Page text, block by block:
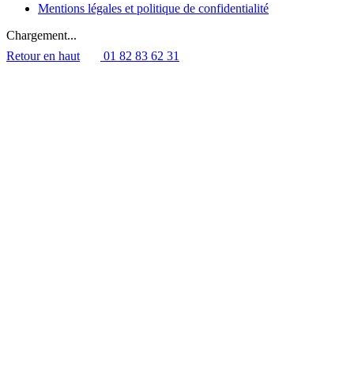
Mentions légales et politique de confidentialité
Chargement...
Retour en haut
01 82 83 62 31